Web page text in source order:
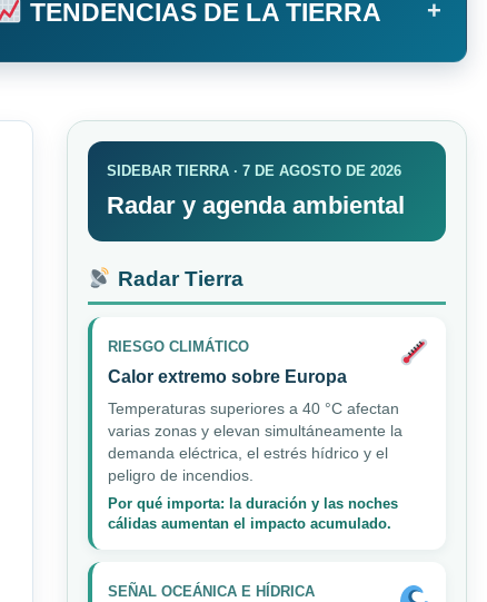
TENDENCIAS DE LA TIERRA +
SIDEBAR TIERRA · 7 DE AGOSTO DE 2026
Radar y agenda ambiental
Radar Tierra
RIESGO CLIMÁTICO
Calor extremo sobre Europa
Temperaturas superiores a 40 °C afectan
varias zonas y elevan simultáneamente la
demanda eléctrica, el estrés hídrico y el
peligro de incendios.
Por qué importa: la duración y las noches
cálidas aumentan el impacto acumulado.
SEÑAL OCEÁNICA E HÍDRICA